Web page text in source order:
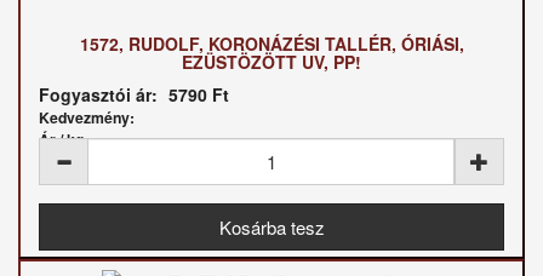
1572, RUDOLF, KORONÁZÉSI TALLÉR, ÓRIÁSI,
EZÜSTÖZÖTT UV, PP!
Fogyasztói ár: 5790 Ft
Kedvezmény:
Ár / kg: